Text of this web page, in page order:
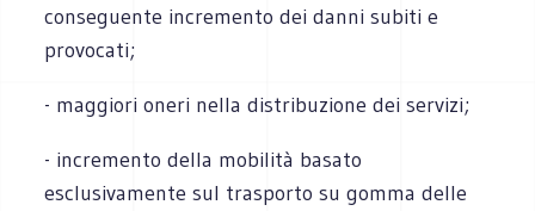
conseguente incremento dei danni subiti e
provocati;
- maggiori oneri nella distribuzione dei servizi;
- incremento della mobilità basato
esclusivamente sul trasporto su gomma delle